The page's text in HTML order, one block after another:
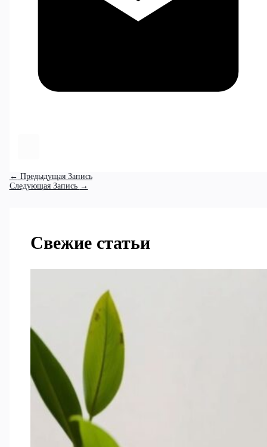
← Предыдущая Запись
Следующая Запись →
Свежие статьи